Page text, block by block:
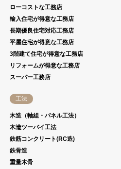
ローコストな工務店
輸入住宅が得意な工務店
長期優良住宅対応工務店
平屋住宅が得意な工務店
3階建て住宅が得意な工務店
リフォームが得意な工務店
スーパー工務店
工法
木造（軸組・パネル工法）
木造ツーバイ工法
鉄筋コンクリート(RC造)
鉄骨造
重量木骨